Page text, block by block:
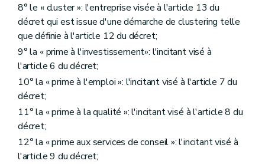
8° le « cluster »: l'entreprise visée à l'article 13 du
décret qui est issue d'une démarche de clustering telle
que définie à l'article 12 du décret;
9° la « prime à l'investissement»: l'incitant visé à
l'article 6 du décret;
10° la « prime à l'emploi »: l'incitant visé à l'article 7 du
décret;
11° la « prime à la qualité »: l'incitant visé à l'article 8 du
décret;
12° la « prime aux services de conseil »: l'incitant visé à
l'article 9 du décret;